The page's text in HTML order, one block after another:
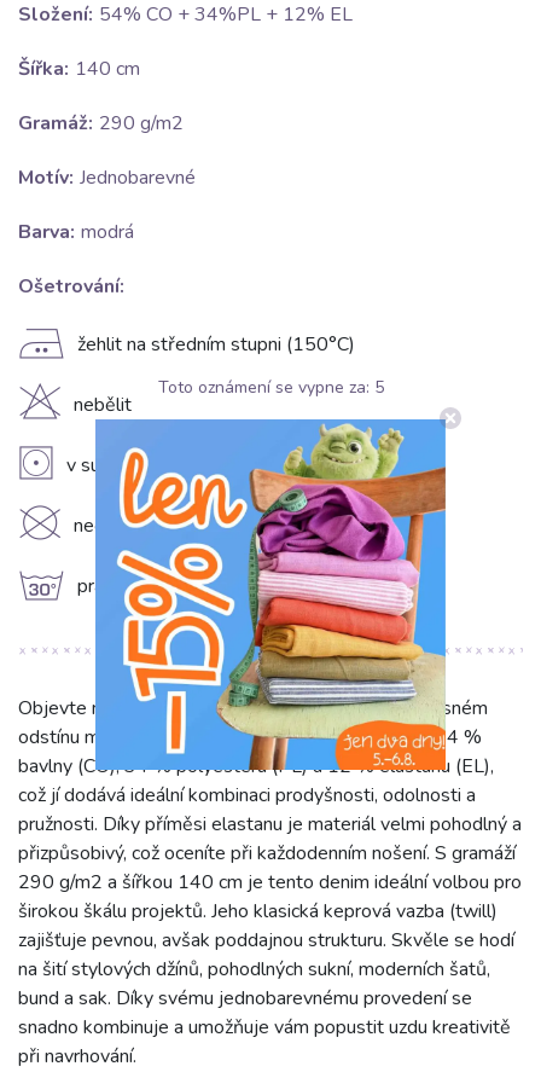
Složení: 54% CO + 34%PL + 12% EL
Šířka: 140 cm
Gramáž: 290 g/m2
Motív: Jednobarevné
Barva: modrá
Ošetrování:
E žehlit na středním stupni (150°C)
H nebělit
V v sušičce sušit na nízkém stupni (do 60°C)
K nečistit chemicky
g prát na 30°C
Objevte náš JEANS DENIM TWILL bleached v krásném
odstínu modré. Tato tkanina je vyrobena ze směsi 54 %
bavlny (CO), 34 % polyesteru (PL) a 12 % elastanu (EL),
což jí dodává ideální kombinaci prodyšnosti, odolnosti a
pružnosti. Díky příměsi elastanu je materiál velmi pohodlný a
přizpůsobivý, což oceníte při každodenním nošení. S gramáží
290 g/m2 a šířkou 140 cm je tento denim ideální volbou pro
širokou škálu projektů. Jeho klasická keprová vazba (twill)
zajišťuje pevnou, avšak poddajnou strukturu. Skvěle se hodí
na šití stylových džínů, pohodlných sukní, moderních šatů,
bund a sak. Díky svému jednobarevnému provedení se
snadno kombinuje a umožňuje vám popustit uzdu kreativitě
při navrhování.
Toto oznámení se vypne za: 5